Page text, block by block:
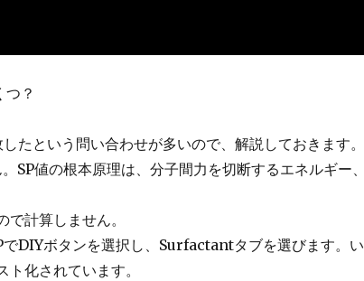
？
たという問い合わせが多いので、解説しておきます。
SP値の根本原理は、分子間力を切断するエネルギー、
計算しません。
DIYボタンを選択し、Surfactantタブを選びます。い
化されています。